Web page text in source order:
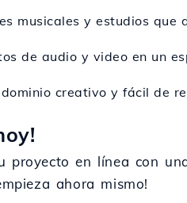
musicales y estudios que
de audio y video en un
creativo y fácil de
en línea con
ahora mismo!